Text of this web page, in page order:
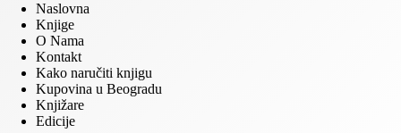
Naslovna
Knjige
O Nama
Kontakt
Kako naručiti knjigu
Kupovina u Beogradu
Knjižare
Edicije